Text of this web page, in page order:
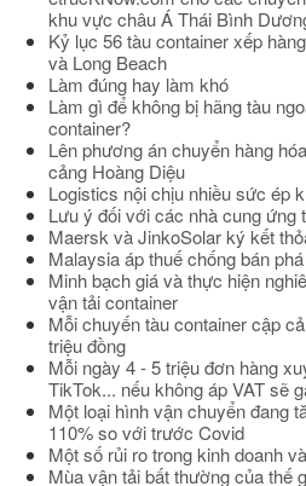
khu vực châu Á Thái Bình
Kỷ lục 56 tàu container xếp
và Long Beach
Làm đúng hay làm khó
Làm gì để không bị hãng tàu
container?
Lên phương án chuyển hàng
cảng Hoàng Diệu
Logistics nội chịu nhiều sức ép
Lưu ý đối với các nhà cung ứng
Maersk và JinkoSolar ký kết
Malaysia áp thuế chống bán
Minh bạch giá và thực hiện
vận tải container
Mỗi chuyến tàu container cập
triệu đồng
Mỗi ngày 4 - 5 triệu đơn hàng
TikTok... nếu không áp VAT sẽ
Một loại hình vận chuyển đang
110% so với trước Covid
Một số rủi ro trong kinh doanh
Mùa vận tải bất thường của thế